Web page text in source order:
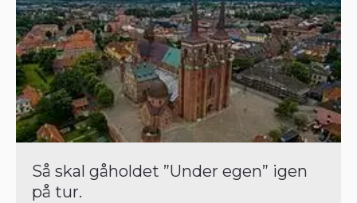
Så skal gåholdet ”Under egen” igen
på tur.